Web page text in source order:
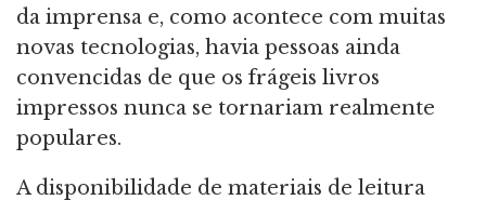
da imprensa e, como acontece com muitas
novas tecnologias, havia pessoas ainda
convencidas de que os frágeis livros
impressos nunca se tornariam realmente
populares.
A disponibilidade de materiais de leitura